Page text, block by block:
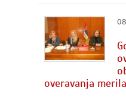
overavanja merila